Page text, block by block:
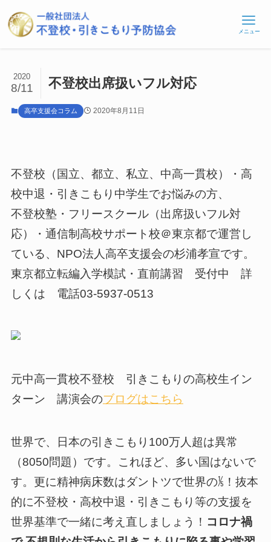
メニュー
不登校出席扱いフル対応
2020
8/11
高卒支援会コラム 2020年8月11日
不登校（国立、都立、私立、中高一貫校）・高
校中退・引きこもり中学生でお悩みの方、
不登校塾・フリースクール（出席扱いフル対
応）・通信制高校サポート校＠東京都で運営し
ている、NPO法人高卒支援会の杉浦孝宣です。
東京都立転編入学模試・直前講習 受付中 詳
しくは 電話03-5937-0513
元中高一貫校不登校 引きこもりの高校生イン
ターン 講演会のブログはこちら
世界で、日本の引きこもり100万人超は異常
（8050問題）です。これほど、多い国はないで
す。更に精神病床数はダントツで世界の⅕！抜本
的に不登校・高校中退・引きこもり等の支援を
世界基準で一緒に考え直しましょう！ コロナ禍